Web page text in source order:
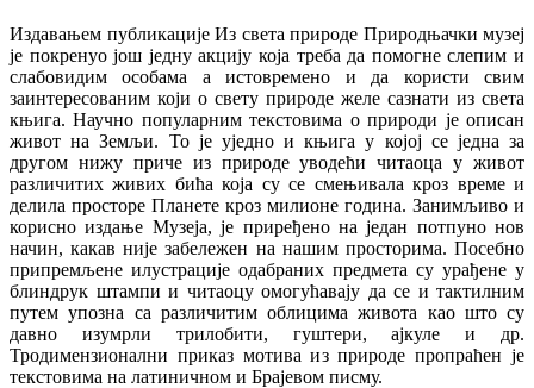
Издавањем публикације Из света природе Природњачки музеј
је покренуо још једну акцију која треба да помогне слепим и
слабовидим особама а истовремено и да користи свим
заинтересованим који о свету природе желе сазнати из света
књига. Научно популарним текстовима о природи је описан
живот на Земљи. То је уједно и књига у којој се једна за
другом нижу приче из природе уводећи читаоца у живот
различитих живих бића која су се смењивала кроз време и
делила просторе Планете кроз милионе година. Занимљиво и
корисно издање Музеја, је приређено на један потпуно нов
начин, какав није забележен на нашим просторима. Посебно
припремљене илустрације одабраних предмета су урађене у
блиндрук штампи и читаоцу омогућавају да се и тактилним
путем упозна са различитим облицима живота као што су
давно изумрли трилобити, гуштери, ајкуле и др.
Тродимензионални приказ мотива из природе пропраћен је
текстовима на латиничном и Брајевом писму.